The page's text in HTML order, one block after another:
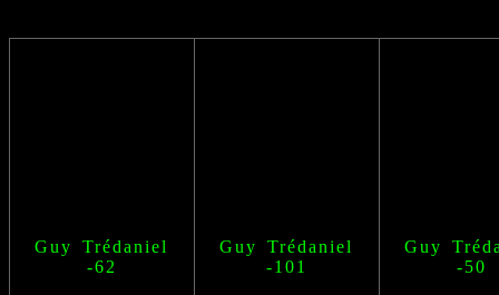
Guy Trédaniel
-62
Guy Trédaniel
-101
Guy
-50